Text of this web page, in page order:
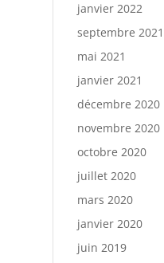
janvier 2022
septembre 2021
mai 2021
janvier 2021
décembre 2020
novembre 2020
octobre 2020
juillet 2020
mars 2020
janvier 2020
juin 2019